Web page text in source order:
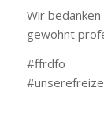
Wir
gewohnt
#ffrdfo